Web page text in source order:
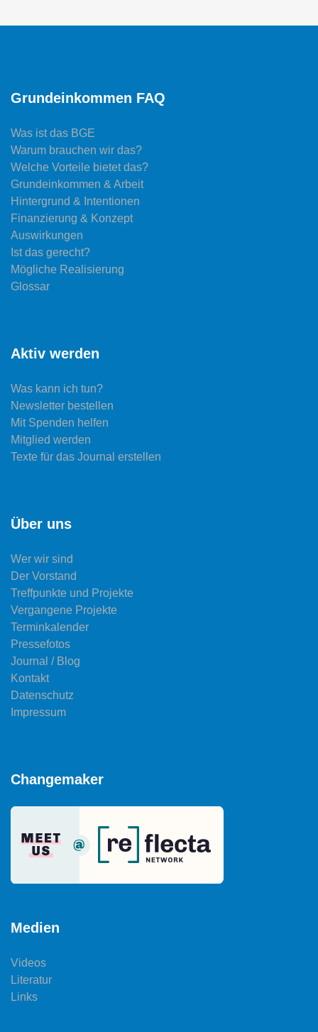
Grundeinkommen FAQ
Was ist das BGE
Warum brauchen wir das?
Welche Vorteile bietet das?
Grundeinkommen & Arbeit
Hintergrund & Intentionen
Finanzierung & Konzept
Auswirkungen
Ist das gerecht?
Mögliche Realisierung
Glossar
Aktiv werden
Was kann ich tun?
Newsletter bestellen
Mit Spenden helfen
Mitglied werden
Texte für das Journal erstellen
Über uns
Wer wir sind
Der Vorstand
Treffpunkte und Projekte
Vergangene Projekte
Terminkalender
Pressefotos
Journal / Blog
Kontakt
Datenschutz
Impressum
Changemaker
Medien
Videos
Literatur
Links